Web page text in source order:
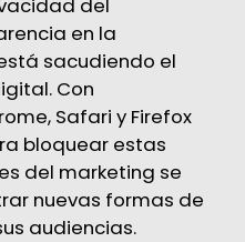
en la
sacudiendo el
Con
Safari y Firefox
bloquear estas
del marketing se
nuevas formas de
audiencias.